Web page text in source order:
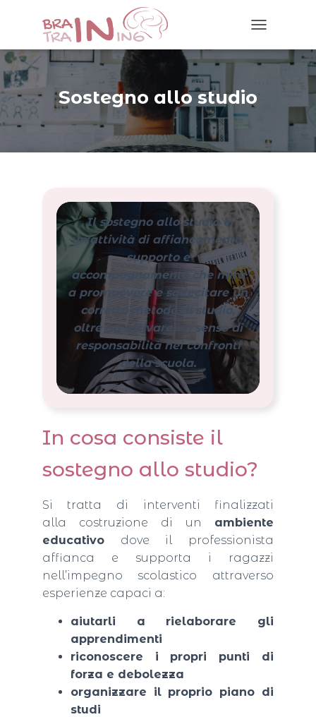
A
V
O
G
G
E
Sostegno allo studio
Il sostegno allo studio è
un’attività di affiancamento,
supporto e
accompagnamento che mira
a promuovere e sollecitare un
corretto metodo di studio,
oltre ad attivare un senso di
responsabilità nei confronti
della scuola.
In cosa consiste il
sostegno allo studio?
Si tratta di interventi finalizzati
alla costruzione di un ambiente
educativodove il professionista
affianca e supporta i ragazzi
nell’impegno scolastico attraverso
esperienze capaci a:
aiutarli a rielaborare gli
apprendimenti
riconoscere i propri punti di
forza e debolezza
organizzare il proprio piano di
studi